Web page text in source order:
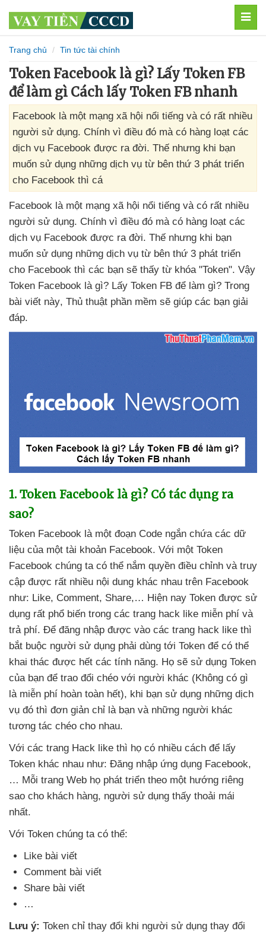
Trang chủ Tin tức tài chính
Token Facebook là gì? Lấy Token FB
để làm gì Cách lấy Token FB nhanh
Facebook là một mạng xã hội nổi tiếng và có rất nhiều
người sử dụng. Chính vì điều đó mà có hàng loạt các
dịch vụ Facebook được ra đời. Thế nhưng khi bạn
muốn sử dụng những dịch vụ từ bên thứ 3 phát triển
cho Facebook thì cá
Facebook là một mạng xã hội nổi tiếng và có rất nhiều
người sử dụng. Chính vì điều đó mà có hàng loạt các
dịch vụ Facebook được ra đời. Thế nhưng khi bạn
muốn sử dụng những dịch vụ từ bên thứ 3 phát triển
cho Facebook thì các bạn sẽ thấy từ khóa "Token". Vậy
Token Facebook là gì? Lấy Token FB để làm gì? Trong
bài viết này, Thủ thuật phần mềm sẽ giúp các bạn giải
đáp.
1. Token Facebook là gì? Có tác dụng ra
sao?
Token Facebook là một đoạn Code ngắn chứa các dữ
liệu của một tài khoản Facebook. Với một Token
Facebook chúng ta có thể nắm quyền điều chỉnh và truy
cập được rất nhiều nội dung khác nhau trên Facebook
như: Like, Comment, Share,… Hiện nay Token được sử
dụng rất phổ biến trong các trang hack like miễn phí và
trả phí. Để đăng nhập được vào các trang hack like thì
bắt buộc người sử dụng phải dùng tới Token để có thể
khai thác được hết các tính năng. Họ sẽ sử dụng Token
của bạn để trao đổi chéo với người khác (Không có gì
là miễn phí hoàn toàn hết), khi bạn sử dụng những dịch
vụ đó thì đơn giản chỉ là bạn và những người khác
tương tác chéo cho nhau.
Với các trang Hack like thì họ có nhiều cách để lấy
Token khác nhau như: Đăng nhập ứng dụng Facebook,
… Mỗi trang Web họ phát triển theo một hướng riêng
sao cho khách hàng, người sử dụng thấy thoải mái
nhất.
Với Token chúng ta có thể:
Like bài viết
Comment bài viết
Share bài viết
…
Lưu ý: Token chỉ thay đổi khi người sử dụng thay đổi